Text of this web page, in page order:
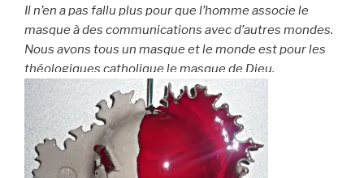
Il n’en a pas fallu plus pour que l’homme associe le
masque à des communications avec d’autres mondes.
Nous avons tous un masque et le monde est pour les
théologiques catholique le masque de Dieu.